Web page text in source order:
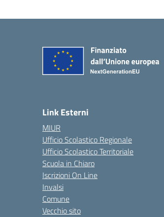
Link Esterni
MIUR
Ufficio Scolastico Regionale
Ufficio Scolastico Territoriale
Scuola in Chiaro
Iscrizioni On Line
Invalsi
Comune
Vecchio sito